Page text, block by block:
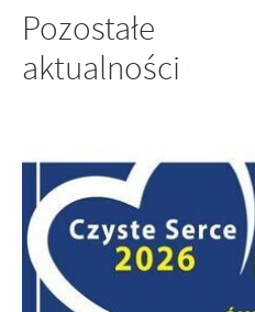
Pozostałe
aktualności